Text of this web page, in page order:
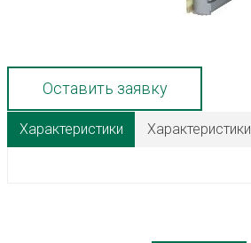
Оставить заявку
Характеристики Характеристики